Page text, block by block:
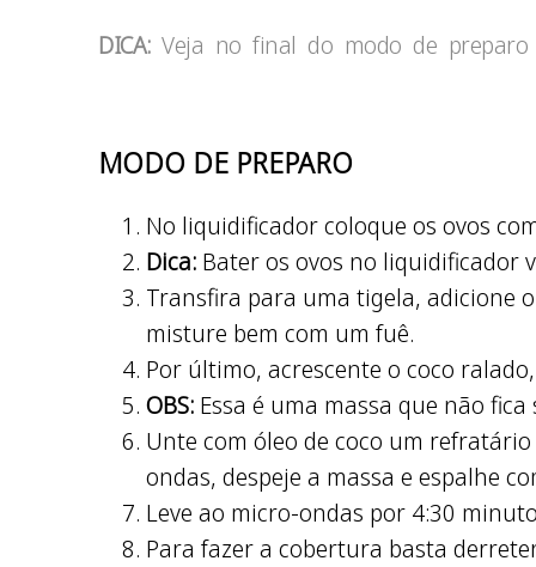
DICA:Veja no final do modo de preparo
MODO DE PREPARO
No liquidificador coloque os ovos
Dica: Bater os ovos no liquidificador
Transfira para uma tigela, adicione
misture bem com um fuê.
Por último, acrescente o coco
OBS: Essa é uma massa que não
Unte com óleo de coco um
ondas, despeje a massa e espalhe
Leve ao micro-ondas por 4:30
Para fazer a cobertura basta